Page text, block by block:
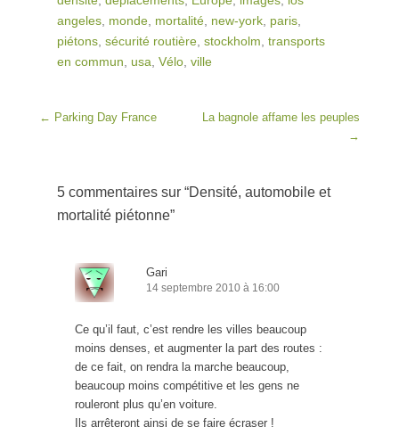
angeles, monde, mortalité, new-york, paris,
piétons, sécurité routière, stockholm, transports
en commun, usa, Vélo, ville
Post navigation
← Parking Day France
La bagnole affame les peuples
→
5 commentaires sur “Densité, automobile et
mortalité piétonne”
Gari
14 septembre 2010 à 16:00
Ce qu’il faut, c’est rendre les villes beaucoup
moins denses, et augmenter la part des routes :
de ce fait, on rendra la marche beaucoup,
beaucoup moins compétitive et les gens ne
rouleront plus qu’en voiture.
Ils arrêteront ainsi de se faire écraser !